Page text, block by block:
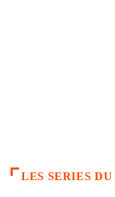
LES SERIES